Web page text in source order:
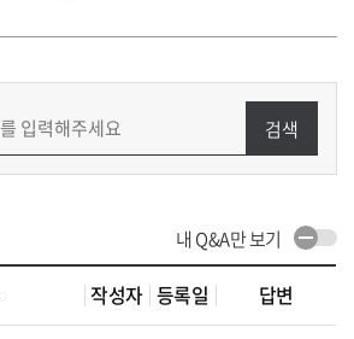
검색
내 Q&A만 보기
작성자 등록일 답변